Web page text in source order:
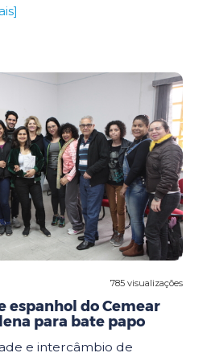
785 visualizações
espanhol do Cemear
para bate papo
e intercâmbio de